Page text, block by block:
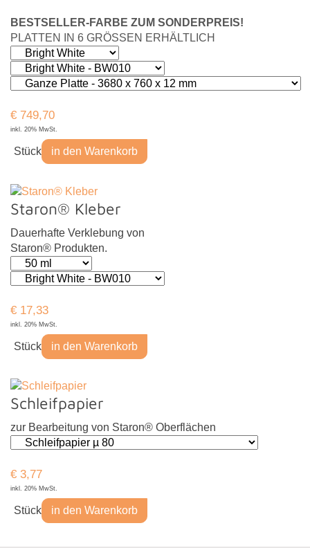
BESTSELLER-FARBE ZUM SONDERPREIS!
PLATTEN IN 6 GRÖSSEN ERHÄLTLICH
€ 749,70
inkl. 20% MwSt.
Stück in den Warenkorb
Staron® Kleber
Dauerhafte Verklebung von
Staron® Produkten.
€ 17,33
inkl. 20% MwSt.
Stück in den Warenkorb
Schleifpapier
zur Bearbeitung von Staron® Oberflächen
€ 3,77
inkl. 20% MwSt.
Stück in den Warenkorb